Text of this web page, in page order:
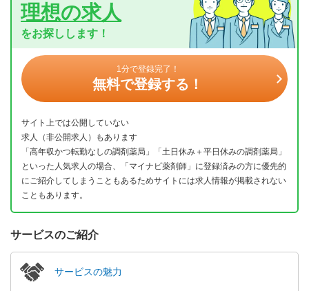
理想の求人
をお探しします！
1分で登録完了！
無料で登録する！
サイト上では公開していない
求人（非公開求人）もあります
「高年収かつ転勤なしの調剤薬局」「土日休み＋平日休みの調剤薬局」
といった人気求人の場合、「マイナビ薬剤師」に登録済みの方に優先的
にご紹介してしまうこともあるためサイトには求人情報が掲載されない
こともあります。
サービスのご紹介
サービスの魅力